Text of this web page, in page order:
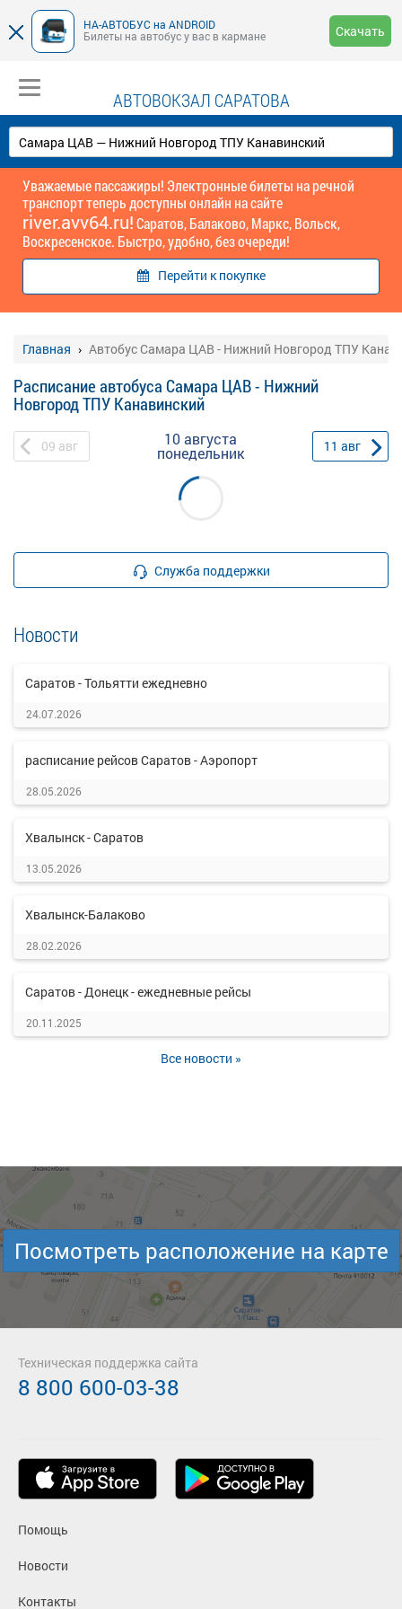
НА-АВТОБУС на ANDROID
Билеты на автобус у вас в кармане
Скачать
АВТОВОКЗАЛ САРАТОВА
Уважаемые пассажиры! Электронные билеты на речной
транспорт теперь доступны онлайн на сайте
river.avv64.ru!Саратов, Балаково, Маркс, Вольск,
Воскресенское. Быстро, удобно, без очереди!
Перейти к покупке
Главная Автобус Самара ЦАВ - Нижний Новгород ТПУ
Расписание автобуса Самара ЦАВ - Нижний
Новгород ТПУ Канавинский
09 авг 10 августа
понедельник 11 авг
Служба поддержки
Новости
Саратов - Тольятти ежедневно
24.07.2026
расписание рейсов Саратов - Аэропорт
28.05.2026
Хвалынск - Саратов
13.05.2026
Хвалынск-Балаково
28.02.2026
Саратов - Донецк - ежедневные рейсы
20.11.2025
Все новости »
Посмотреть расположение на карте
Помощь
Новости
Контакты
Техническая поддержка сайта
8 800 600-03-38